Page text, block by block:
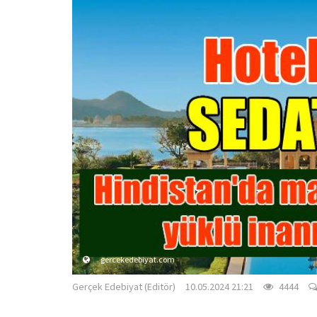
gercekedebiyat.com
Gerçek Edebiyat (Editör) 10.05.2024 21:21 4444